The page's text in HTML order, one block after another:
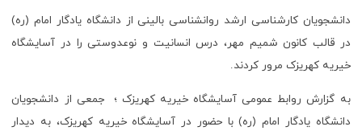
دانشجویان کارشناسی ارشد روانشناسی بالینی از دانشگاه یادگار امام (ره)
در قالب کانون شمیم مهر، درس انسانیت و نوعدوستی را در آسایشگاه
خیریه کهریزک مرور کردند.
به گزارش روابط عمومی آسایشگاه خیریه کهریزک ؛ جمعی از دانشجویان
دانشگاه یادگار امام (ره) با حضور در آسایشگاه خیریه کهریزک، به دیدار